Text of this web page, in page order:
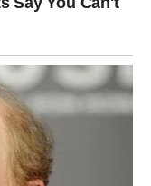
niste planirali.
posebno